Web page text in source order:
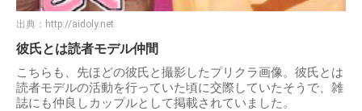
出典： http://aidoly.net
彼氏とは読者モデル仲間
こちらも、先ほどの彼氏と撮影したプリクラ画像。彼氏とは
読者モデルの活動を行っていた頃に交際していたそうで、雑
誌にも仲良しカップルとして掲載されていました。